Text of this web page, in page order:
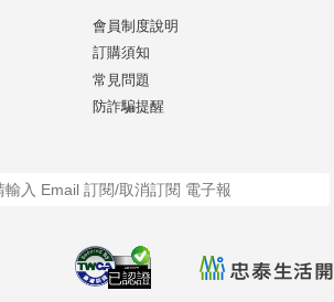
會員制度說明
訂購須知
常見問題
防詐騙提醒
已認證